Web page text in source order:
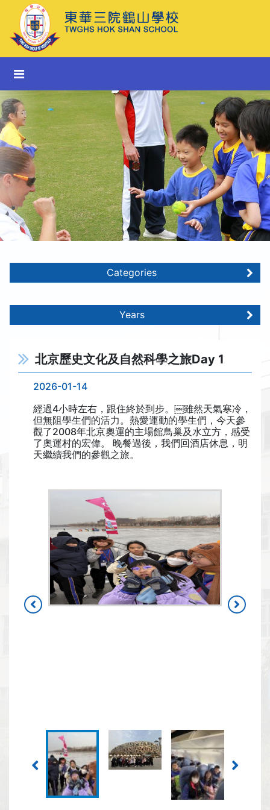
Categories
Years
北京歷史文化及自然科學之旅Day 1
2026-01-14
經過4小時左右，跟住終於到步。￼雖然天氣寒冷，
但無阻學生們的活力。熱愛運動的學生們，今天參
觀了2008年北京奧運的主場館鳥巢及水立方，感受
了奧運村的宏偉。 晚餐過後，我們回酒店休息，明
天繼續我們的參觀之旅。